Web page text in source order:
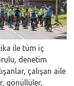
ile tüm iç
denetim
çalışan aile
gönüllüler,